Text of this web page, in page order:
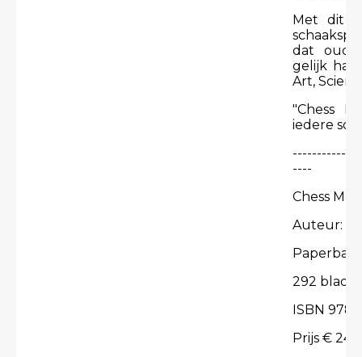
Met dit
dat oud-
gelijk had
Art,
"Chess
iedere
----
Chess
Auteur:
292
ISBN
Prijs €